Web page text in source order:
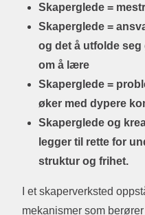
Skaperglede =
Skaperglede =
og det å utfolde
om å lære
Skaperglede =
øker med dypere
Skaperglede og
legger til rette for
struktur og frihet.
I et skaperverksted
mekanismer som